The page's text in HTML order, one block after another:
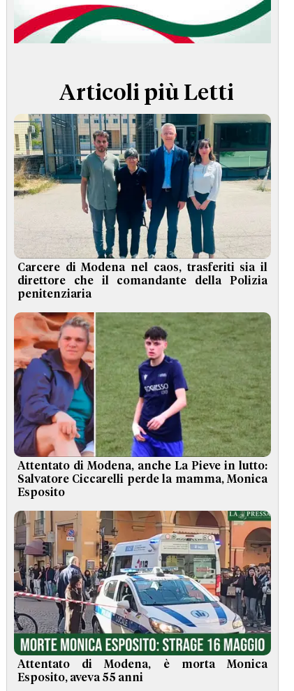
TERMINI e CONDIZIONI
Articoli più Letti
Carcere di Modena nel caos, trasferiti sia il
direttore che il comandante della Polizia
penitenziaria
Attentato di Modena, anche La Pieve in lutto:
Salvatore Ciccarelli perde la mamma, Monica
Esposito
Attentato di Modena, è morta Monica
Esposito, aveva 55 anni